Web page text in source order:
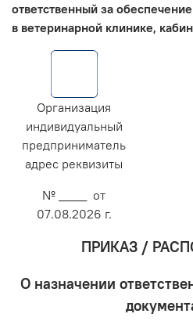
ответственный за
в ветеринарной клинике,
Организация
индивидуальный
предприниматель
адрес реквизиты
№ ____ от
07.08.2026 г.
ПРИКАЗ /
О назначении